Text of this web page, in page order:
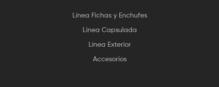
Línea Fichas y Enchufes
Línea Capsulada
Línea Exterior
Accesorios